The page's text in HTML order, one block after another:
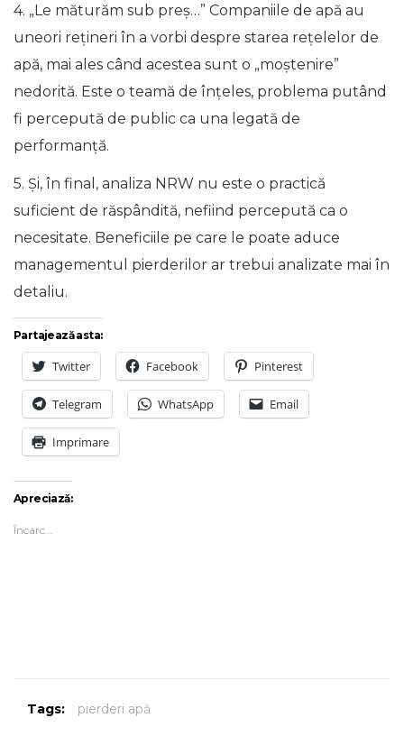
4. „Le măturăm sub preș…” Companiile de apă au
uneori rețineri în a vorbi despre starea rețelelor de
apă, mai ales când acestea sunt o „moștenire”
nedorită. Este o teamă de înțeles, problema putând
fi percepută de public ca una legată de
performanță.
5. Și, în final, analiza NRW nu este o practică
suficient de răspândită, nefiind percepută ca o
necesitate. Beneficiile pe care le poate aduce
managementul pierderilor ar trebui analizate mai în
detaliu.
Partajează asta:
Twitter Facebook Pinterest
Telegram WhatsApp Email
Imprimare
Apreciază:
Încarc...
Tags: pierderi apă